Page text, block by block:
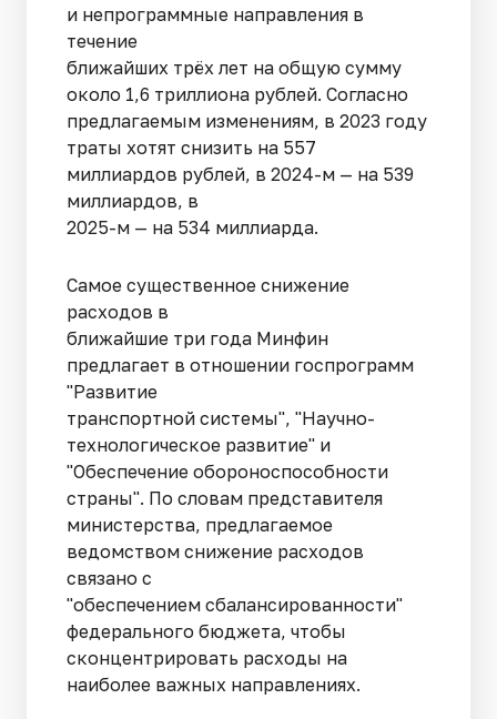
и непрограммные направления в
течение
ближайших трёх лет на общую сумму
около 1,6 триллиона рублей. Согласно
предлагаемым изменениям, в 2023 году
траты хотят снизить на 557
миллиардов рублей, в 2024-м — на 539
миллиардов, в
2025-м — на 534 миллиарда.
Самое существенное снижение
расходов в
ближайшие три года Минфин
предлагает в отношении госпрограмм
"Развитие
транспортной системы", "Научно-
технологическое развитие" и
"Обеспечение обороноспособности
страны". По словам представителя
министерства, предлагаемое
ведомством снижение расходов
связано с
"обеспечением сбалансированности"
федерального бюджета, чтобы
сконцентрировать расходы на
наиболее важных направлениях.